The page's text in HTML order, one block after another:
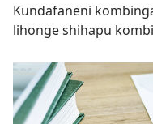
Kundafaneni
lihonge shihapu